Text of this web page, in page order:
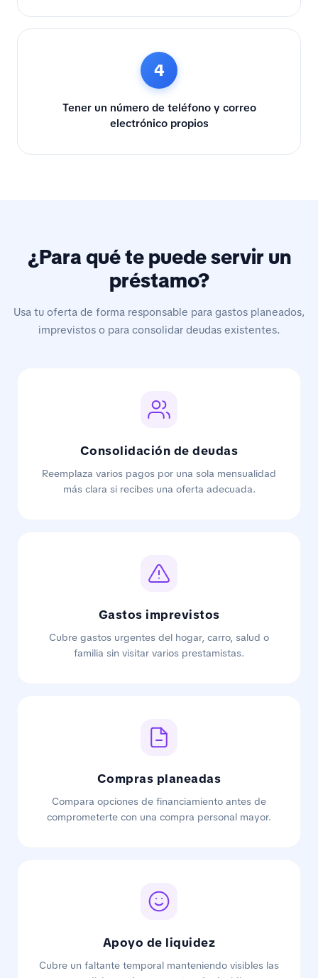
4
Tener un número de teléfono y correo
electrónico propios
¿Para qué te puede servir un
préstamo?
Usa tu oferta de forma responsable para gastos planeados,
imprevistos o para consolidar deudas existentes.
Consolidación de deudas
Reemplaza varios pagos por una sola mensualidad
más clara si recibes una oferta adecuada.
Gastos imprevistos
Cubre gastos urgentes del hogar, carro, salud o
familia sin visitar varios prestamistas.
Compras planeadas
Compara opciones de financiamiento antes de
comprometerte con una compra personal mayor.
Apoyo de liquidez
Cubre un faltante temporal manteniendo visibles las